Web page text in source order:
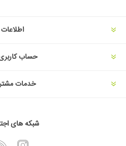
اطلاعات
حساب
خدمات
شبکه های